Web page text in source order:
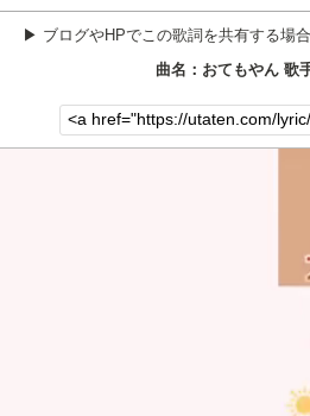
▶︎ ブログやHPでこの歌詞を共有する場
曲名：おてもやん 歌